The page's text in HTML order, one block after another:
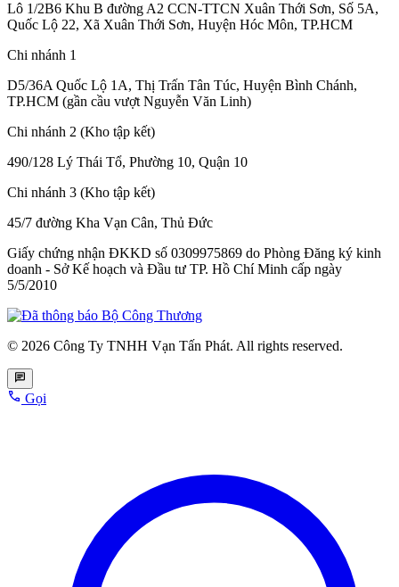
Lô 1/2B6 Khu B đường A2 CCN-TTCN Xuân Thới Sơn, Số 5A,
Quốc Lộ 22, Xã Xuân Thới Sơn, Huyện Hóc Môn, TP.HCM
Chi nhánh 1
D5/36A Quốc Lộ 1A, Thị Trấn Tân Túc, Huyện Bình Chánh,
TP.HCM (gần cầu vượt Nguyễn Văn Linh)
Chi nhánh 2 (Kho tập kết)
490/128 Lý Thái Tổ, Phường 10, Quận 10
Chi nhánh 3 (Kho tập kết)
45/7 đường Kha Vạn Cân, Thủ Đức
Giấy chứng nhận ĐKKD số 0309975869 do Phòng Đăng ký kinh
doanh - Sở Kế hoạch và Đầu tư TP. Hồ Chí Minh cấp ngày
5/5/2010
© 2026 Công Ty TNHH Vạn Tấn Phát. All rights reserved.
Gọi